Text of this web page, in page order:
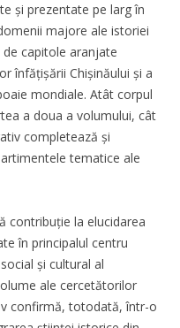
și prezentate pe larg în
majore ale istoriei
de capitole aranjate
înfățișării Chișinăului și a
mondiale. Atât corpul
a doua a volumului, cât
completează și
tematice ale
contribuție la elucidarea
în principalul centru
și cultural al
ale cercetătorilor
confirmă, totodată, într-o